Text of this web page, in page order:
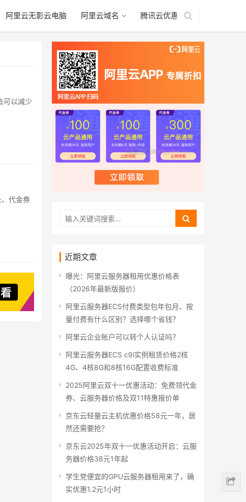
阿里云无影云电脑 阿里云域名 腾讯云优惠
可以减少
代金券
近期文章
曝光：阿里云服务器租用优惠价格表
（2026年最新版报价）
阿里云服务器ECS付费类型包年包月、按
量付费有什么区别？选择哪个省钱？
阿里云企业账户可以转个人认证吗？
阿里云服务器ECS c9i实例租赁价格2核
4G、4核8G和8核16G配置收费标准
2025阿里云双十一优惠活动：免费领代金
券、云服务器价格及双11特惠报价单
京东云轻量云主机优惠价格58元一年，居
然还需要抢？
京东云2025年双十一优惠活动开启：云服
务器价格38元1年起
学生党便宜的GPU云服务器租用来了，确
实优惠1.2元1小时